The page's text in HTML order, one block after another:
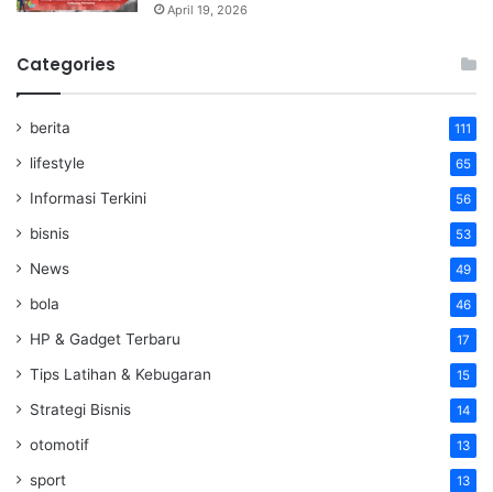
April 19, 2026
Categories
berita 111
lifestyle 65
Informasi Terkini 56
bisnis 53
News 49
bola 46
HP & Gadget Terbaru 17
Tips Latihan & Kebugaran 15
Strategi Bisnis 14
otomotif 13
sport 13